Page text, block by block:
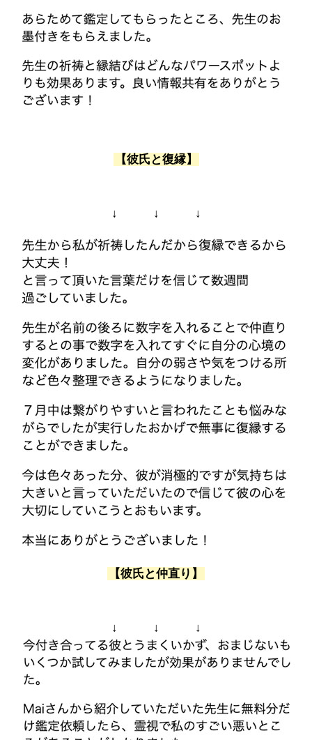
【彼氏と復縁】
↓ ↓ ↓
【彼氏と仲直り】
↓ ↓ ↓